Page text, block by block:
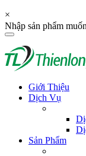
×
Nhập sản phẩm
Giới Thiệu
Dịch Vụ
Sản Phẩm